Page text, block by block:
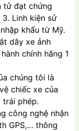
tử đạt chứng
3. Linh kiện sử
khẩu từ Mỹ.
dây xe ảnh
chính hãng 1
chúng tôi là
chiếc xe của
trái phép.
công nghệ nhận
GPS,… thông